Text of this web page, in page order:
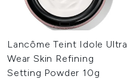
Lancôme Teint Idole Ultra
Wear Skin Refining
Setting Powder 10g